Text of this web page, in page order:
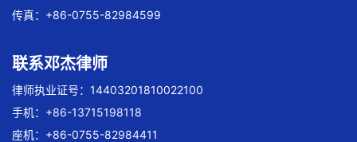
传真：+86-0755-82984599
联系邓杰律师
律师执业证号：14403201810022100
手机：+86-13715198118
座机：+86-0755-82984411